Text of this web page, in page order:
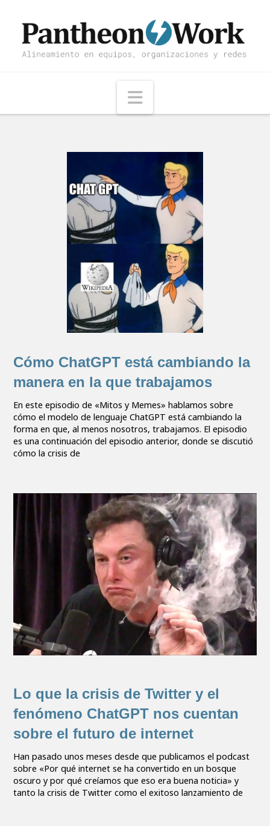
Navigation
Cómo ChatGPT está cambiando la
manera en la que trabajamos
En este episodio de «Mitos y Memes» hablamos sobre
cómo el modelo de lenguaje ChatGPT está cambiando la
forma en que, al menos nosotros, trabajamos. El episodio
es una continuación del episodio anterior, donde se discutió
cómo la crisis de
Lo que la crisis de Twitter y el
fenómeno ChatGPT nos cuentan
sobre el futuro de internet
Han pasado unos meses desde que publicamos el podcast
sobre «Por qué internet se ha convertido en un bosque
oscuro y por qué creíamos que eso era buena noticia» y
tanto la crisis de Twitter como el exitoso lanzamiento de